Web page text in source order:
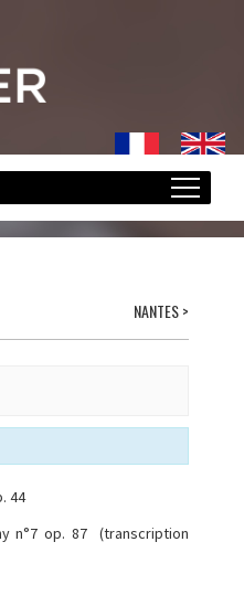
NANTES>
44
op. 87 (transcription